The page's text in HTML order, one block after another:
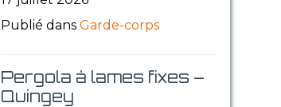
Publié dans Garde-corps
Pergola à lames fixes –
Quingey